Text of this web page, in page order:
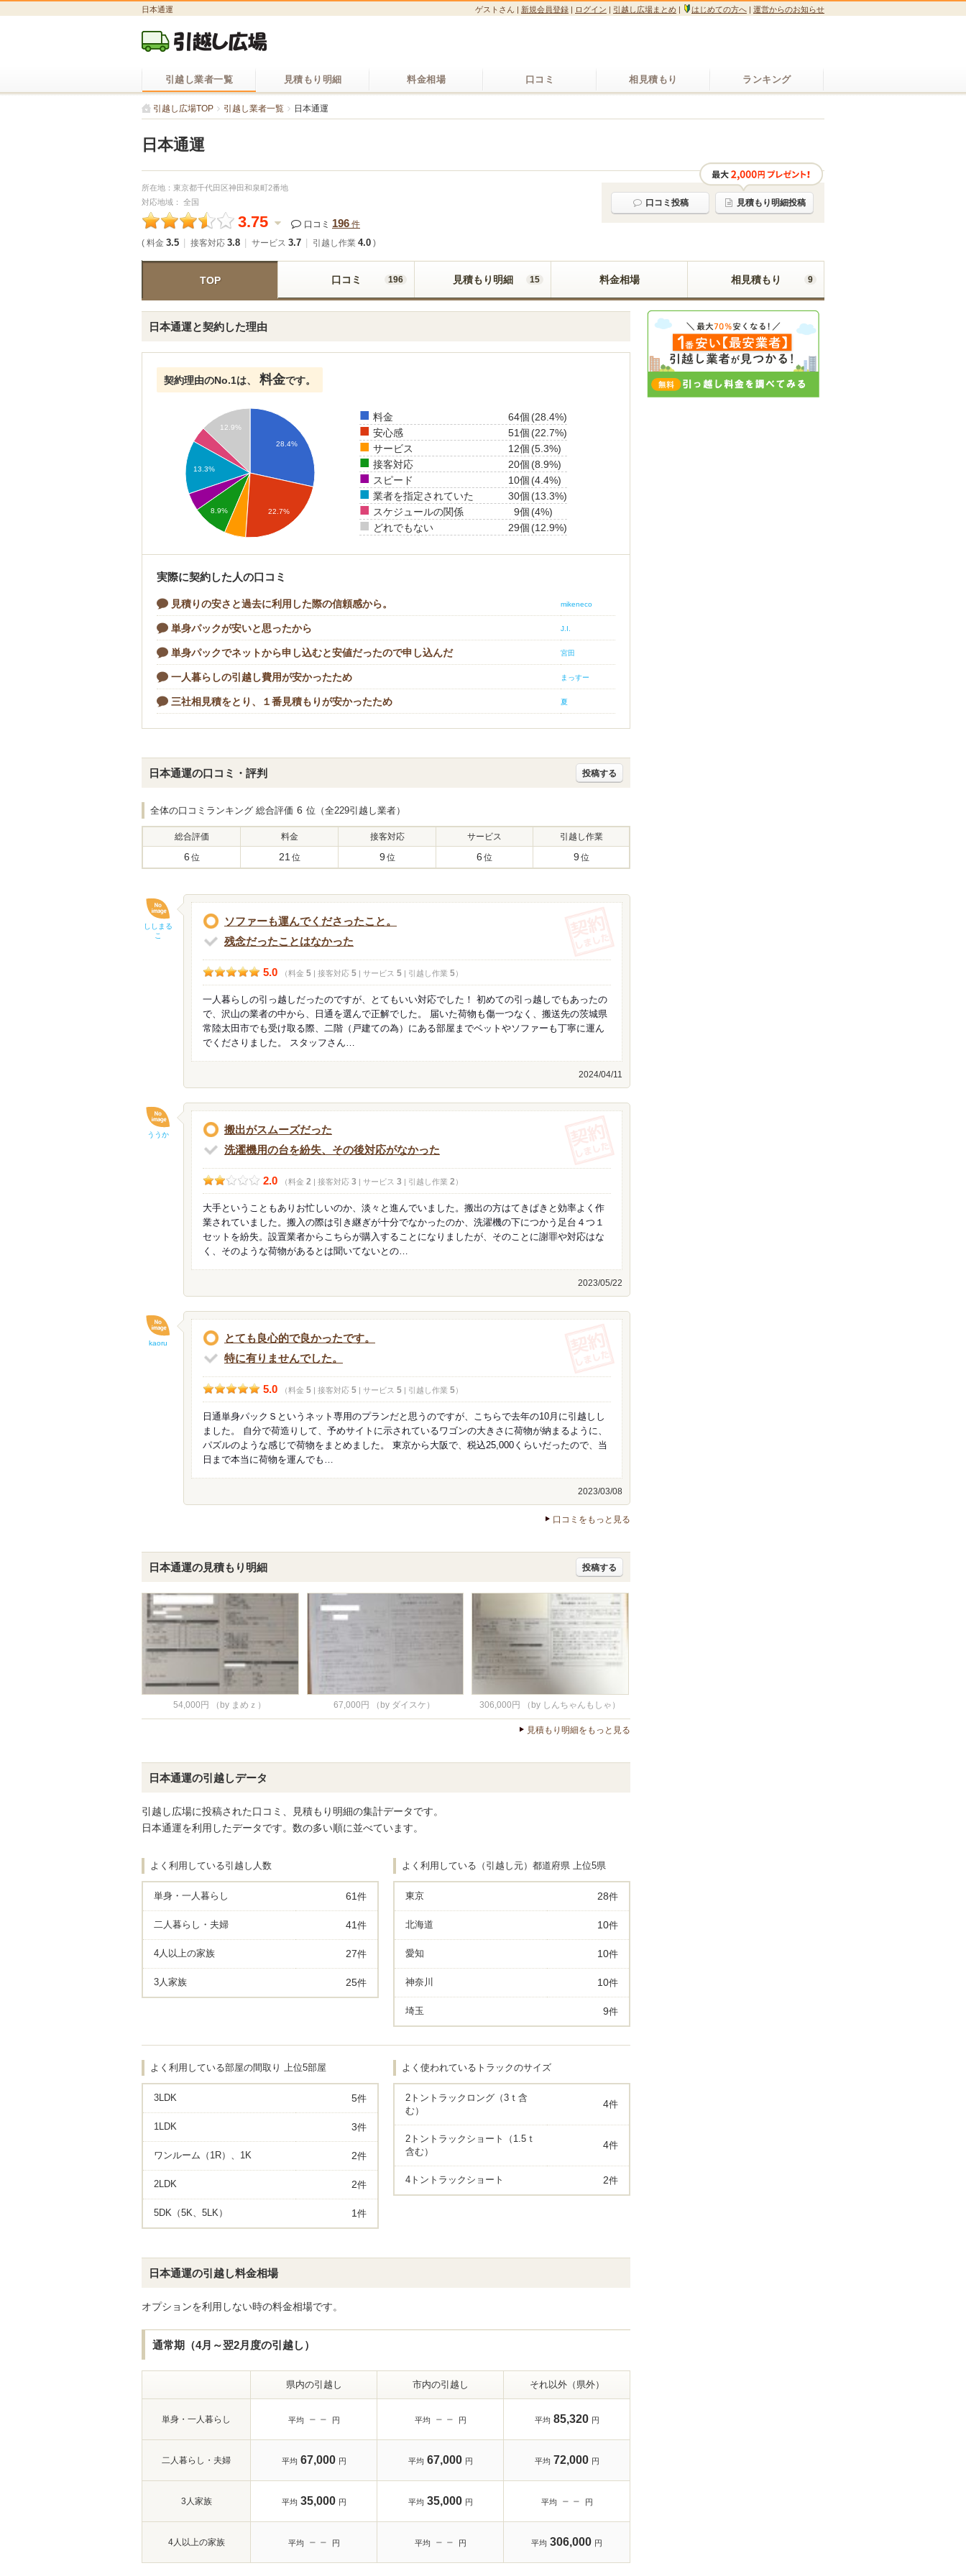
日本通運 ゲストさん | 新規会員登録 | ログイン | 引越し広場まとめ | はじめての方へ | 運営からのお知らせ
引越し業者一覧 見積もり明細 料金相場 口コミ 相見積もり ランキング
引越し広場TOP 引越し業者一覧 日本通運
日本通運
所在地：東京都千代田区神田和泉町2番地
対応地域： 全国
3.75 口コミ 196 件
( 料金 3.5 接客対応 3.8 サービス 3.7 引越し作業 4.0 )
口コミ投稿 見積もり明細投稿
TOP 口コミ 196 見積もり明細 15 料金相場 相見積もり 9
日本通運と契約した理由
契約理由のNo.1は、 料金です。
28.4%
12.9%
13.3%
8.9% 22.7%
■ 料金 64個 (28.4%)
■ 安心感 51個 (22.7%)
■ サービス 12個 (5.3%)
■ 接客対応 20個 (8.9%)
■ スピード 10個 (4.4%)
■ 業者を指定されていた 30個 (13.3%)
■ スケジュールの関係 9個 (4%)
■ どれでもない 29個 (12.9%)
実際に契約した人の口コミ
見積りの安さと過去に利用した際の信頼感から。 mikeneco
単身パックが安いと思ったから J.I.
単身パックでネットから申し込むと安値だったので申し込んだ 宮田
一人暮らしの引越し費用が安かったため まっすー
三社相見積をとり、１番見積もりが安かったため 夏
日本通運の口コミ・評判 投稿する
全体の口コミランキング 総合評価 6 位（全229引越し業者）
総合評価 料金 接客対応 サービス 引越し作業
6 位 21 位 9 位 6 位 9 位
ししまる
こ
(契約しました)
ソファーも運んでくださったこと。
残念だったことはなかった
5.0 （料金 5 | 接客対応 5 | サービス 5 | 引越し作業 5）
一人暮らしの引っ越しだったのですが、とてもいい対応でした！ 初めての引っ越しでもあったの
で、沢山の業者の中から、日通を選んで正解でした。 届いた荷物も傷一つなく、搬送先の茨城県
常陸太田市でも受け取る際、二階（戸建ての為）にある部屋までベットやソファーも丁寧に運ん
でくださりました。 スタッフさん…
2024/04/11
ううか
(契約しました)
搬出がスムーズだった
洗濯機用の台を紛失、その後対応がなかった
2.0 （料金 2 | 接客対応 3 | サービス 3 | 引越し作業 2 ）
大手ということもありお忙しいのか、淡々と進んでいました。搬出の方はてきぱきと効率よく作
業されていました。搬入の際は引き継ぎが十分でなかったのか、洗濯機の下につかう足台４つ１
セットを紛失。設置業者からこちらが購入することになりましたが、そのことに謝罪や対応はな
く、そのような荷物があるとは聞いてないとの…
2023/05/22
kaoru
(契約しました)
とても良心的で良かったです。
特に有りませんでした。
5.0 （料金 5 | 接客対応 5 | サービス 5 | 引越し作業 5）
日通単身パックＳというネット専用のプランだと思うのですが、こちらで去年の10月に引越しし
ました。 自分で荷造りして、予めサイトに示されているワゴンの大きさに荷物が納まるように、
パズルのような感じで荷物をまとめました。 東京から大阪で、税込25,000くらいだったので、当
日まで本当に荷物を運んでも…
2023/03/08
口コミをもっと見る
日本通運の見積もり明細 投稿する
54,000円 （by まめｚ） 67,000円 （by ダイスケ） 306,000円 （by しんちゃんもしゃ）
見積もり明細をもっと見る
日本通運の引越しデータ
引越し広場に投稿された口コミ、見積もり明細の集計データです。
日本通運を利用したデータです。数の多い順に並べています。
よく利用している引越し人数
単身・一人暮らし 61 件
二人暮らし・夫婦 41 件
4人以上の家族 27件
3人家族 25件
よく利用している（引越し元）都道府県 上位5県
東京 28件
北海道 10件
愛知 10件
神奈川 10件
埼玉 9件
よく利用している部屋の間取り 上位5部屋
3LDK 5件
1LDK 3件
ワンルーム（1R）、1K 2件
2LDK 2件
5DK（5K、5LK） 1 件
よく使われているトラックのサイズ
2トントラックロング（3ｔ含
む）
4件
2トントラックショート（1.5ｔ
含む）
4件
4トントラックショート 2件
日本通運の引越し料金相場
オプションを利用しない時の料金相場です。
通常期（4月～翌2月度の引越し）
県内の引越し 市内の引越し それ以外（県外）
単身・一人暮らし 平均 －－ 円 平均 －－ 円 平均 85,320 円
二人暮らし・夫婦 平均 67,000 円 平均 67,000 円 平均 72,000 円
3人家族 平均 35,000 円 平均 35,000 円 平均 －－ 円
4人以上の家族 平均 －－ 円 平均 －－ 円 平均 306,000 円